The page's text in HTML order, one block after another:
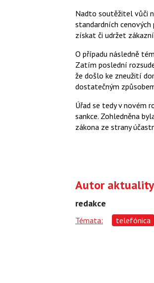
Nadto soutěžitel vůči
standardních
získat či udržet
O případu následně
Zatím poslední
že došlo ke zneužití
dostatečným
Úřad se tedy v novém
sankce. Zohledněna
zákona ze strany
Autor aktuality
redakce
Témata: telefónica